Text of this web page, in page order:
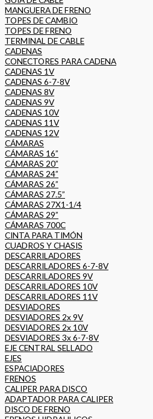
MANGUERA DE FRENO
TOPES DE CAMBIO
TOPES DE FRENO
TERMINAL DE CABLE
CADENAS
CONECTORES PARA CADENA
CADENAS 1V
CADENAS 6-7-8V
CADENAS 8V
CADENAS 9V
CADENAS 10V
CADENAS 11V
CADENAS 12V
CÁMARAS
CÁMARAS 16”
CÁMARAS 20”
CÁMARAS 24”
CÁMARAS 26”
CÁMARAS 27.5”
CÁMARAS 27X1-1/4
CÁMARAS 29”
CÁMARAS 700C
CINTA PARA TIMÓN
CUADROS Y CHASIS
DESCARRILADORES
DESCARRILADORES 6-7-8V
DESCARRILADORES 9V
DESCARRILADORES 10V
DESCARRILADORES 11V
DESVIADORES
DESVIADORES 2x 9V
DESVIADORES 2x 10V
DESVIADORES 3x 6-7-8V
EJE CENTRAL SELLADO
EJES
ESPACIADORES
FRENOS
CALIPER PARA DISCO
ADAPTADOR PARA CALIPER
DISCO DE FRENO